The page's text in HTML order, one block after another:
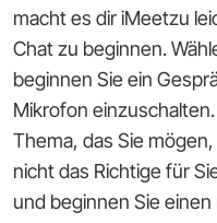
macht es dir iMeetzu
Chat zu beginnen.
beginnen Sie ein
Mikrofon
Thema, das Sie
nicht das Richtige für
und beginnen Sie